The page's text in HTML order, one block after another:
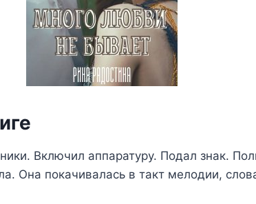
Включил аппаратуру. Подал знак.
Она покачивалась в такт мелодии,